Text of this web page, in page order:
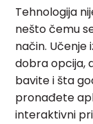
Tehnologija
nešto čemu
način. Učenje
dobra opcija,
bavite i šta
pronađete
interaktivni